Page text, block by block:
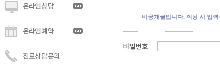
온라인상담
온라인예약
진료상담문의
비공개글입니다. 작성 시 입
비밀번호